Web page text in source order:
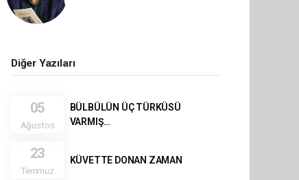
Diğer Yazıları
05
Ağustos
BÜLBÜLÜN ÜÇ TÜRKÜSÜ
VARMIŞ…
23
Temmuz
KÜVETTE DONAN ZAMAN